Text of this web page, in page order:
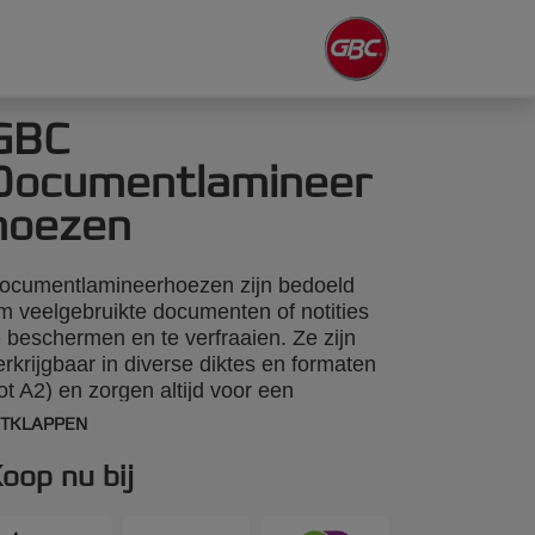
zijn bedoeld
veelgebruikte documenten of notities
beschermen en te verfraaien. Ze zijn
in diverse diktes en formaten
A2) en zorgen altijd voor een
hoogglansafwerking. Zelfs
te snijden, terwijl de unieke Ez-
hoekafdichting op A3-, A4- en A5-
nu bij